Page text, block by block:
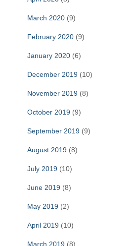
March 2020 (9)
February 2020 (9)
January 2020 (6)
December 2019 (10)
November 2019 (8)
October 2019 (9)
September 2019 (9)
August 2019 (8)
July 2019 (10)
June 2019 (8)
May 2019 (2)
April 2019 (10)
March 2019 (8)